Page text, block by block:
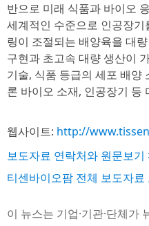
반으로 미래 식품과 바이오
세계적인 수준으로 인공장
링이 조절되는 배양육을 대
구현과 초고속 대량 생산이
기술, 식품 등급의 세포 배양
론 바이오 소재, 인공장기 등
웹사이트: http://
보도자료 연락처와 원문보기
티센바이오팜 전체 보도자료
이 뉴스는 기업·기관·단체